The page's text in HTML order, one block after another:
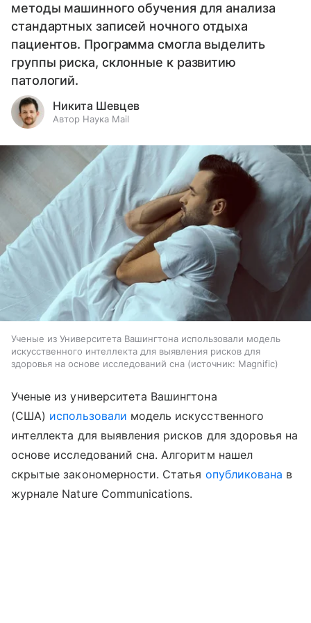
методы машинного обучения для анализа
стандартных записей ночного отдыха
пациентов. Программа смогла выделить
группы риска, склонные к развитию
патологий.
Никита Шевцев
Автор Наука Mail
Ученые из Университета Вашингтона использовали модель
искусственного интеллекта для выявления рисков для
здоровья на основе исследований сна
источник: Magnific
Ученые из университета Вашингтона
(США) использовали модель искусственного
интеллекта для выявления рисков для здоровья на
основе исследований сна. Алгоритм нашел
скрытые закономерности. Статья опубликована в
журнале Nature Communications.